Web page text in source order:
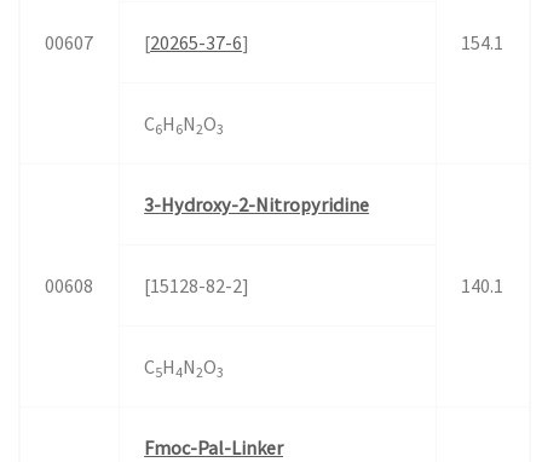
00607 154.1
[20265-37-6]
C6H 6N2O3
00608
3-Hydroxy-2-Nitropyridine
140.1
[15128-82-2]
C5H4N2O3
Fmoc-Pal-Linker